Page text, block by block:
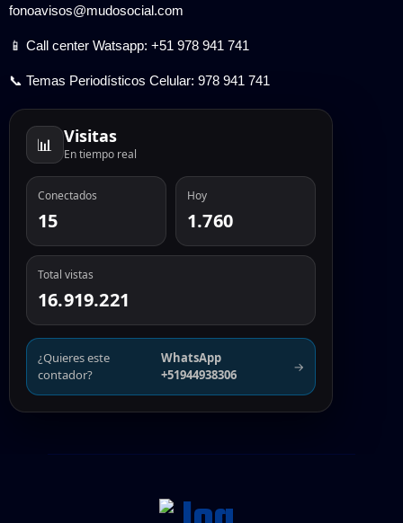
fonoavisos@mudosocial.com
📱 Call center Watsapp: +51 978 941 741
📞 Temas Periodísticos Celular: 978 941 741
📊 Visitas
En tiempo real
Conectados
15
Hoy
1.760
Total vistas
16.919.221
¿Quieres este
contador?
WhatsApp
+51944938306
→